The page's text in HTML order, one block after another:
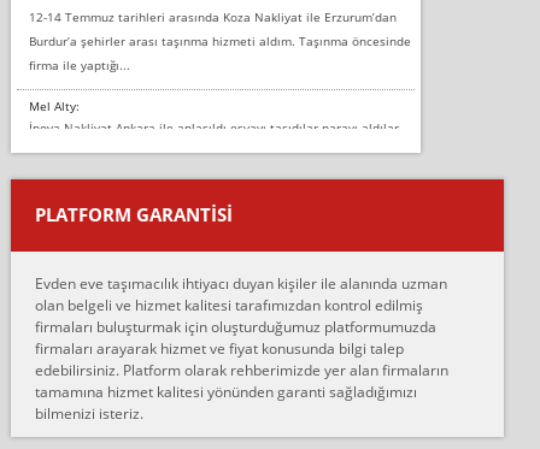
12-14 Temmuz tarihleri arasında Koza Nakliyat ile Erzurum’dan
Burdur’a şehirler arası taşınma hizmeti aldım. Taşınma öncesinde
firma ile yaptığı...
Mel Alty:
İnova Nakliyat Ankara ile anlaşıldı eşyayı taşıdılar parayı aldılar.
Salon duvarına bir baktım birisi boydan alüminyum renkli bantı
yapıştırm...
Murat:
çalıştıklarını, müş...
Ahmet:
Lüleburgaz güngünes evden eve naklyat eşyalarımı taşımak için
anlaştık sabah eve geldiklerinde de eşyalarımı düzgün şekilde
sarcaz demelerine r...
mehmet güldü:
PLATFORM GARANTİSİ
Evden eve taşımacılık ihtiyacı duyan kişiler ile alanında uzman
olan belgeli ve hizmet kalitesi tarafımızdan kontrol edilmiş
firmaları buluşturmak için oluşturduğumuz platformumuzda
firmaları arayarak hizmet ve fiyat konusunda bilgi talep
edebilirsiniz. Platform olarak rehberimizde yer alan firmaların
tamamına hizmet kalitesi yönünden garanti sağladığımızı
bilmenizi isteriz.